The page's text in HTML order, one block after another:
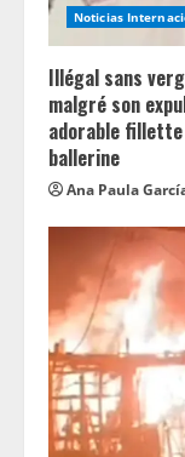
Noticias
Illégal sans
malgré son
adorable
ballerine
Ana Paula